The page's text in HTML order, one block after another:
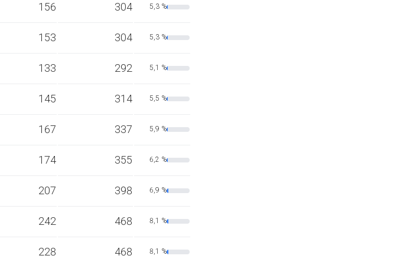
156 304 5,3 %
153 304 5,3 %
133 292 5,1 %
145 314 5,5 %
167 337 5,9 %
174 355 6,2 %
207 398 6,9 %
242 468 8,1 %
228 468 8,1 %